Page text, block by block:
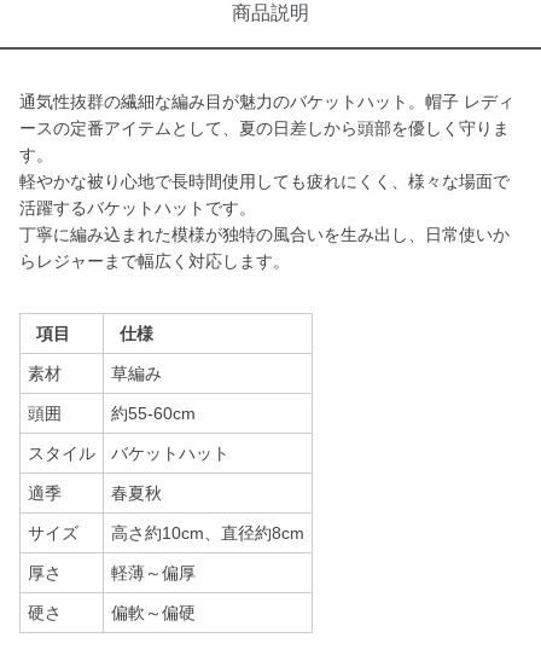
商品説明
通気性抜群の繊細な編み目が魅力のバケットハット。帽子 レディ
ースの定番アイテムとして、夏の日差しから頭部を優しく守りま
す。
軽やかな被り心地で長時間使用しても疲れにくく、様々な場面で
活躍するバケットハットです。
丁寧に編み込まれた模様が独特の風合いを生み出し、日常使いか
らレジャーまで幅広く対応します。
項目 仕様
素材 草編み
頭囲 約55-60cm
スタイル バケットハット
適季 春夏秋
サイズ 高さ約10cm、直径約8cm
厚さ 軽薄～偏厚
硬さ 偏軟～偏硬